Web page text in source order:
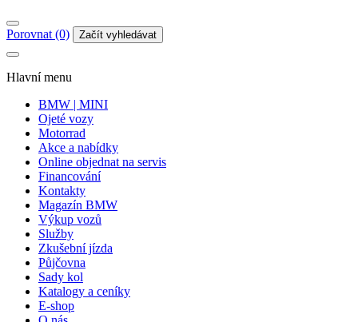
Porovnat (0) Začít vyhledávat
Hlavní menu
BMW | MINI
Ojeté vozy
Motorrad
Akce a nabídky
Online objednat na servis
Financování
Kontakty
Magazín BMW
Výkup vozů
Služby
Zkušební jízda
Půjčovna
Sady kol
Katalogy a ceníky
E-shop